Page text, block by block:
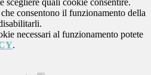
consentono il funzionamento della
necessari al funzionamento potete
.